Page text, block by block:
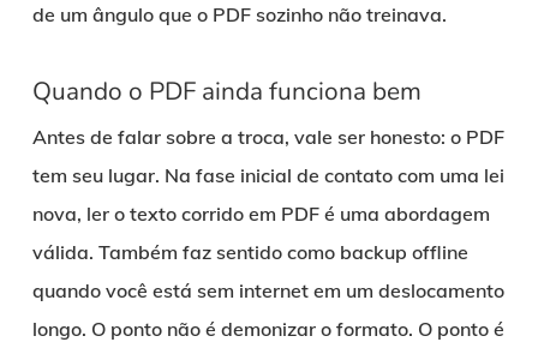
de um ângulo que o PDF sozinho não treinava.
Quando o PDF ainda funciona bem
Antes de falar sobre a troca, vale ser honesto: o PDF
tem seu lugar. Na fase inicial de contato com uma lei
nova, ler o texto corrido em PDF é uma abordagem
válida. Também faz sentido como backup offline
quando você está sem internet em um deslocamento
longo. O ponto não é demonizar o formato. O ponto é